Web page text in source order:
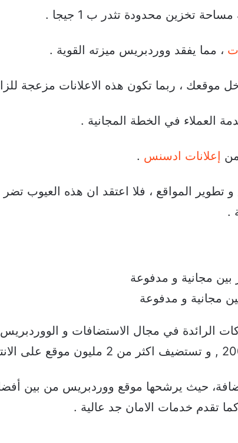
تخزين محدودة تثدر ب 1 جيجا .
، مما يفقد ووردبريس ميزته القوية .
موقعك ، ربما تكون هذه الاعلانات مزعجة
العملاء في الخطة المجانية .
إعلانات ادسنس .
المواقع ، فلا اعتقد ان هذه العيوب تضر
.
مجانية و مدفوعة
الرائدة في مجال الاستضافات و
حيث يرشحها موقع ووردبريس من بين
تقدم خدمات الامان جد عالية .